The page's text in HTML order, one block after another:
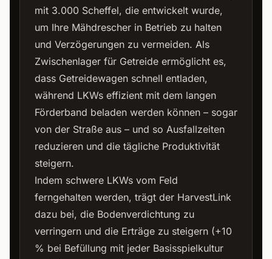
mit 3.000 Scheffel, die entwickelt wurde,
um Ihre Mähdrescher in Betrieb zu halten
und Verzögerungen zu vermeiden. Als
Zwischenlager für Getreide ermöglicht es,
dass Getreidewagen schnell entladen,
während LKWs effizient mit dem langen
Förderband beladen werden können – sogar
von der Straße aus – und so Ausfallzeiten
reduzieren und die tägliche Produktivität
steigern.
Indem schwere LKWs vom Feld
ferngehalten werden, trägt der HarvestLink
dazu bei, die Bodenverdichtung zu
verringern und die Erträge zu steigern (+10
% bei Befüllung mit jeder Basisspielkultur